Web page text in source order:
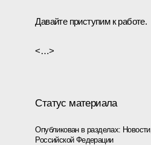
Давайте приступим к работе.
<…>
Статус материала
Опубликован в разделах: Новости,
Российской Федерации